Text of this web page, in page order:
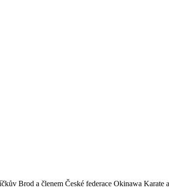
Brod a členem České federace Okinawa